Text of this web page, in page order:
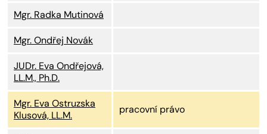
Mgr. Radka Mutinová
Mgr. Ondřej Novák
JUDr. Eva Ondřejová,
LL.M., Ph.D.
Mgr. Eva Ostruzska
Klusová, LL.M.
pracovní právo